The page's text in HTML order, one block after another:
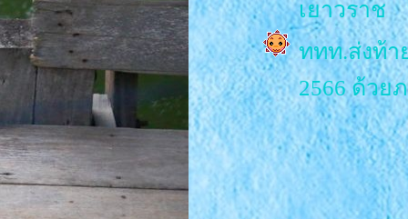
เยาวราช
ททท.ส่งท้า
2566 ด้วย
ศรัทธา
215 ปี วัด
สมโภชอย่